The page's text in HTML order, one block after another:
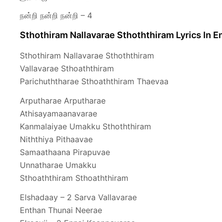
நன்றி நன்றி நன்றி – 4
Sthothiram Nallavarae Sthoththiram Lyrics In
Sthothiram Nallavarae Sthoththiram
Vallavarae Sthoaththiram
Parichuththarae Sthoaththiram Thaevaa
Arputharae Arputharae
Athisayamaanavarae
Kanmalaiyae Umakku Sthoththiram
Niththiya Pithaavae
Samaathaana Pirapuvae
Unnatharae Umakku
Sthoaththiram Sthoaththiram
Elshadaay – 2 Sarva Vallavarae
Enthan Thunai Neerae